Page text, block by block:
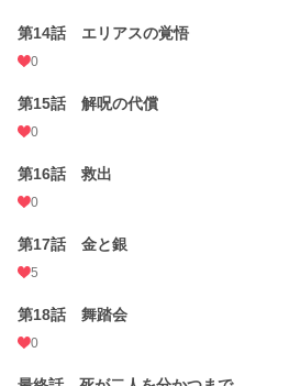
第14話 エリアスの覚悟
0
第15話 解呪の代償
0
第16話 救出
0
第17話 金と銀
5
第18話 舞踏会
0